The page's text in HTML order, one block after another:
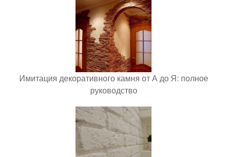
Имитация декоративного камня от А до Я: полное
руководство